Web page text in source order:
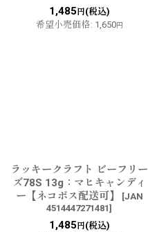
1,485 円(税込)
希望小売価格: 1,650円
ラッキークラフト ビーフリー
ズ78S 13g：マヒキャンディ
ー【ネコポス配送可】
[JAN
4514447271481]
1,485 円(税込)